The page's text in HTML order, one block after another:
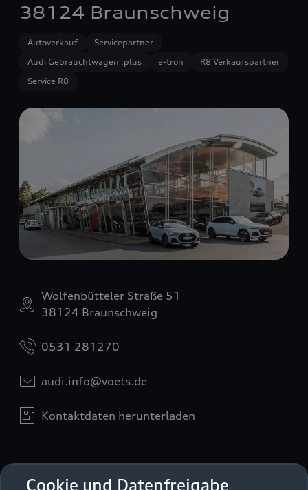
Cookie und Datenfreigabe
38124 Braunschweig
Autoverkauf
Servicepartner
Audi Gebrauchtwagen :plus
e-tron
R8 Verkaufspartner
Service R8
Wolfenbütteler Straße 51
38124 Braunschweig
0531 281270
audi.info@voets.de
Kontaktdaten herunterladen
Öffnungszeiten